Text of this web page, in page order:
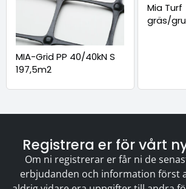
MIA-Grid PP 40/40kN S
197,5m2
Mia Turf
gräs/
Registrera er för vårt
Om ni registrerar er får ni de
erbjudanden och information först